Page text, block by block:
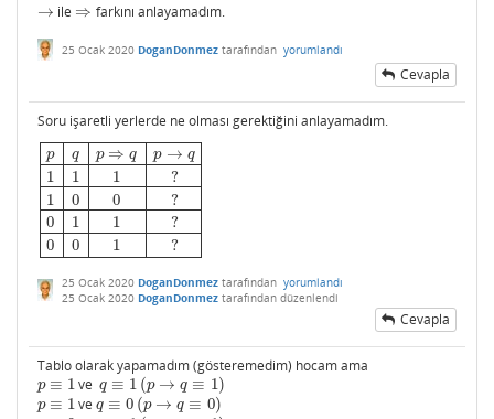
→
→ ile ⇒
⇒ farkını anlayamadım.
25 Ocak 2020 DoganDonmez tarafından yorumlandı
Cevapla
Soru işaretli yerlerde ne olması gerektiğini anlayamadım.
p
1
1
0
0
q
1
0
1
0
p ⇒ q
1
0
1
1
p → q
?
?
?
?
qp q 11 01
25 Ocak 2020 DoganDonmez tarafından yorumlandı
25 Ocak 2020 DoganDonmez tarafından düzenlendi
Cevapla
Tablo olarak yapamadım (gösteremedim) hocam ama
p ≡ 1
p≡1 ve q ≡ 1
q≡1 (p → q ≡ 1)
(p→q≡1
p ≡ 1
p≡1 ve q ≡ 0
q≡0 (p → q ≡ 0)
(p→q≡0